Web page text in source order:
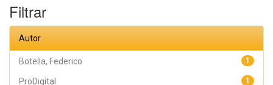
Filtrar
Autor
1
Botella, Federico
1
ProDigital